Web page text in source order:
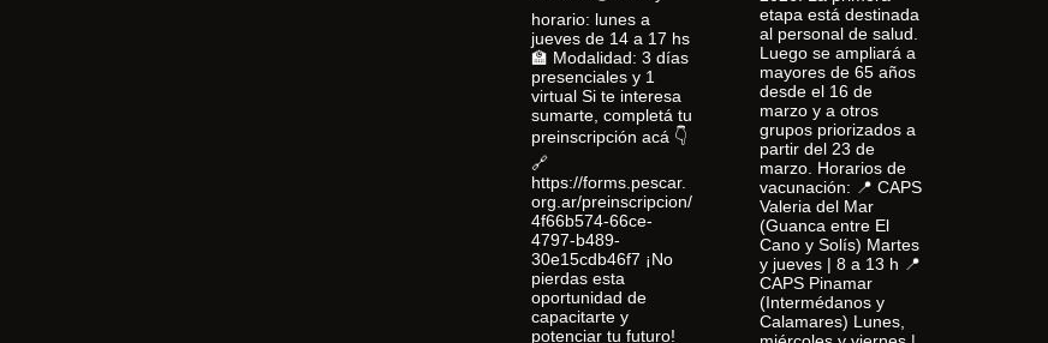
horario: lunes a
jueves de 14 a 17 hs
🏫 Modalidad: 3 días
presenciales y 1
virtual Si te interesa
sumarte, completá tu
preinscripción acá 👇
🔗
https://forms.pescar.
org.ar/preinscripcion/
4f66b574-66ce-
4797-b489-
30e15cdb46f7 ¡No
pierdas esta
oportunidad de
capacitarte y
potenciar tu futuro!
etapa está destinada
al personal de salud.
Luego se ampliará a
mayores de 65 años
desde el 16 de
marzo y a otros
grupos priorizados a
partir del 23 de
marzo. Horarios de
vacunación: 📍 CAPS
Valeria del Mar
(Guanca entre El
Cano y Solís) Martes
y jueves | 8 a 13 h 📍
CAPS Pinamar
(Intermédanos y
Calamares) Lunes,